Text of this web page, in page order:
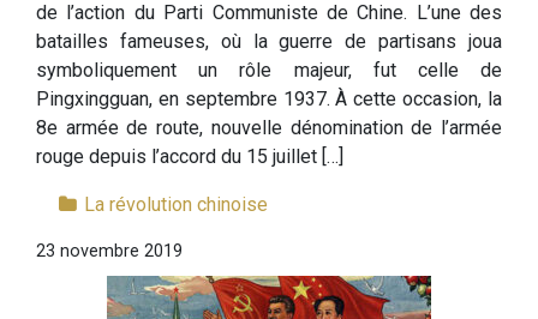
de l’action du Parti Communiste de Chine. L’une des
batailles fameuses, où la guerre de partisans joua
symboliquement un rôle majeur, fut celle de
Pingxingguan, en septembre 1937. À cette occasion, la
8e armée de route, nouvelle dénomination de l’armée
rouge depuis l’accord du 15 juillet […]
La révolution chinoise
23 novembre 2019